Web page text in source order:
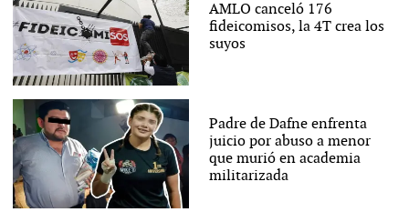
AMLO canceló 176
fideicomisos, la 4T crea los
suyos
Padre de Dafne enfrenta
juicio por abuso a menor
que murió en academia
militarizada